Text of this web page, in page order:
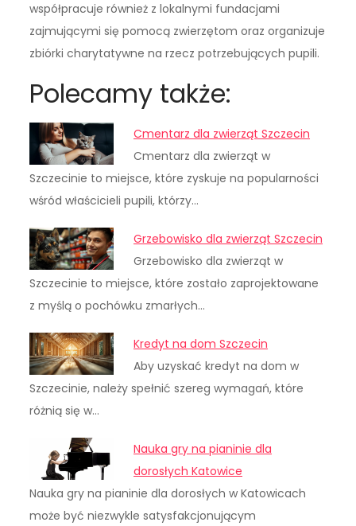
współpracuje również z lokalnymi fundacjami
zajmującymi się pomocą zwierzętom oraz organizuje
zbiórki charytatywne na rzecz potrzebujących pupili.
Polecamy także:
Cmentarz dla zwierząt Szczecin
Cmentarz dla zwierząt w
Szczecinie to miejsce, które zyskuje na popularności
wśród właścicieli pupili, którzy…
Grzebowisko dla zwierząt Szczecin
Grzebowisko dla zwierząt w
Szczecinie to miejsce, które zostało zaprojektowane
z myślą o pochówku zmarłych…
Kredyt na dom Szczecin
Aby uzyskać kredyt na dom w
Szczecinie, należy spełnić szereg wymagań, które
różnią się w…
Nauka gry na pianinie dla
dorosłych Katowice
Nauka gry na pianinie dla dorosłych w Katowicach
może być niezwykle satysfakcjonującym